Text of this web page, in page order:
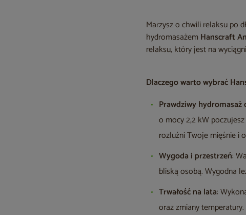
Marzysz o chwili relaksu po
hydromasażem Hanscraft
relaksu, który jest na
Dlaczego warto wybrać
Prawdziwy hydromasaż
o mocy 2,2 kW
rozluźni Twoje mięśnie i
Wygoda i przestrzeń:
bliską osobą. Wygodna
Trwałość na lata:
oraz zmiany